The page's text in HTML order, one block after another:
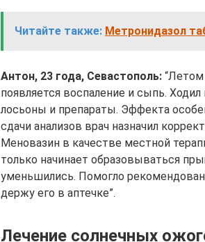
Читайте также: Метронидазол
Антон, 23 года, Севастополь: “Летом
появляется воспаление и сыпь.
лосьоны и препараты. Эффекта
сдачи анализов врач назначил
Меновазин в качестве местной
только начинает образовываться
уменьшились. Помогло
держу его в аптечке”.
Лечение солнечных